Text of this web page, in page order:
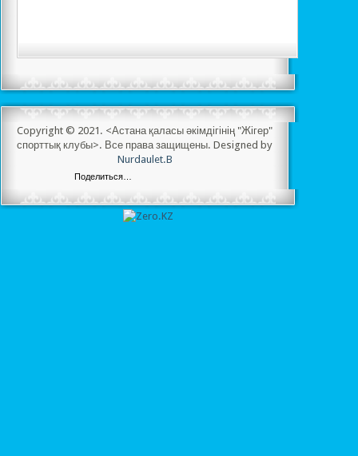
Copyright © 2021. <Астана қаласы әкімдігінің "Жігер"
спорттық клубы>. Все права защищены. Designed by
Nurdaulet.B
Поделиться…